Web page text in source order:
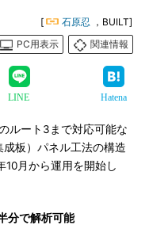
[ 石原忍 ，BUILT]
PC用表示
関連情報
LINE Hatena
ルート3まで対応可能な
板）パネル工法の構造
10月から運用を開始し
分で解析可能